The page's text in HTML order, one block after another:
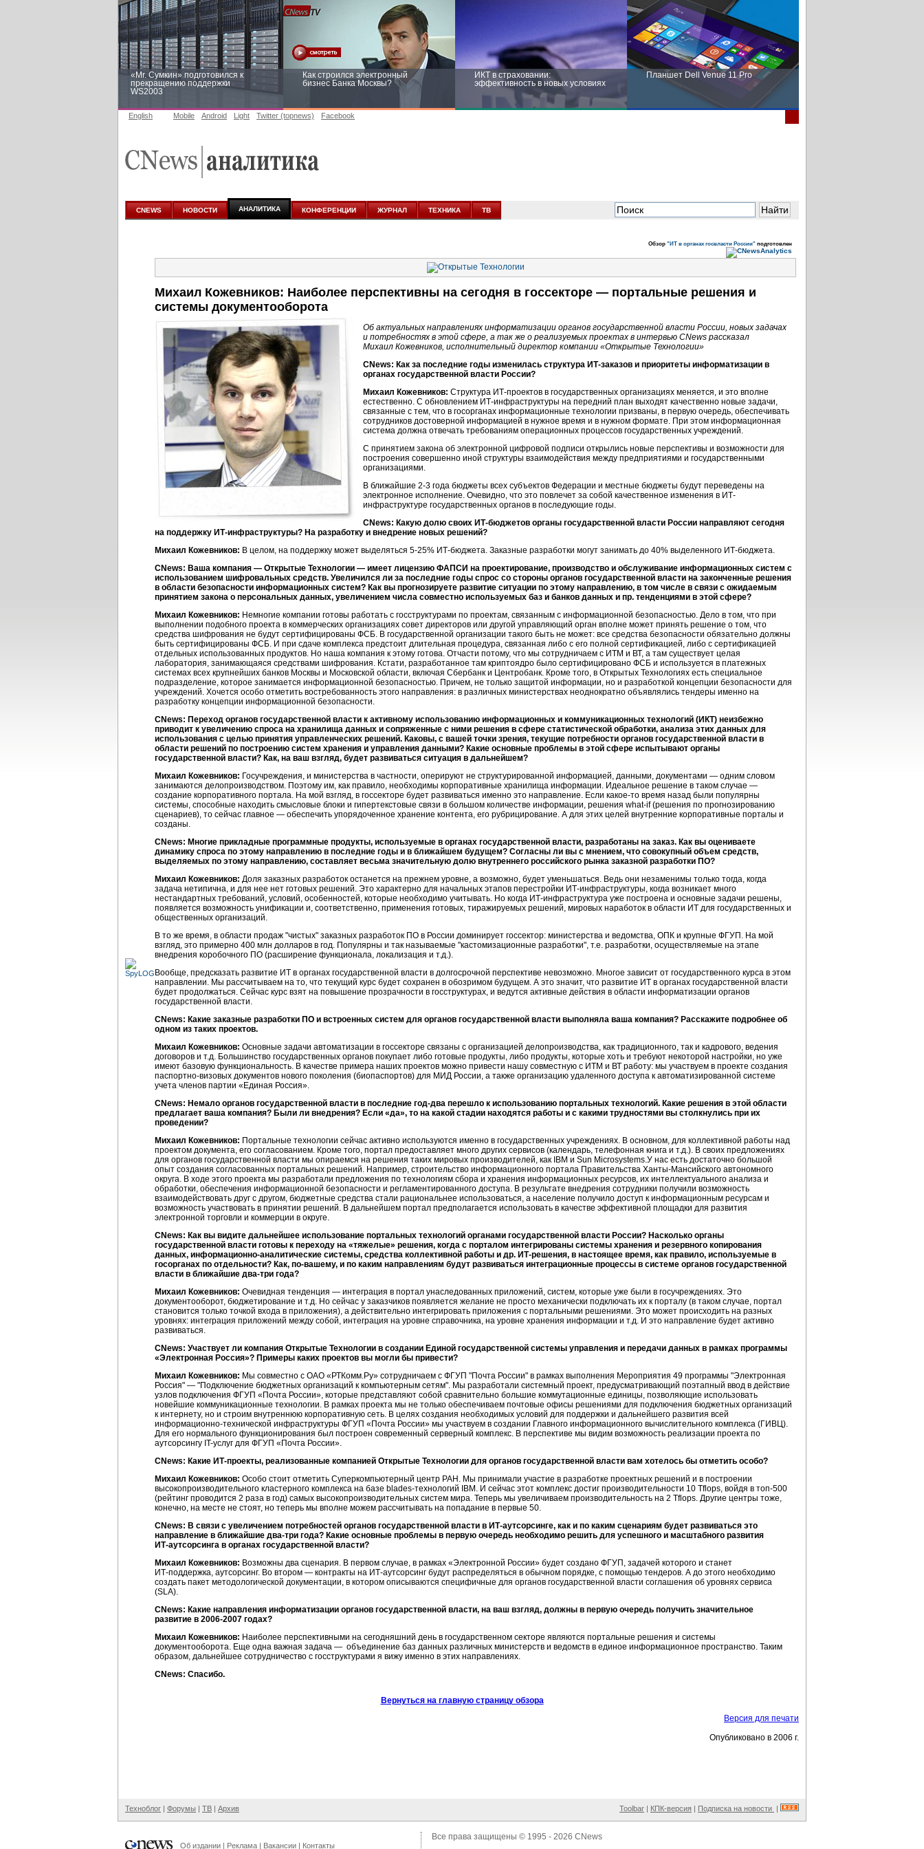
«Mr. Сумкин» подготовился к
прекращению поддержки
WS2003
Как строился электронный
бизнес Банка Москвы?
ИКТ в страховании:
эффективность в новых условиях
Планшет Dell Venue 11 Pro
аналитике
новых условиях
English Mobile Android Light Twitter (topnews) Facebook
CNEWS НОВОСТИ АНАЛИТИКА КОНФЕРЕНЦИИ ЖУРНАЛ ТЕХНИКА ТВ
Обзор "ИТ в органах госвласти России" подготовлен
Михаил Кожевников: Наиболее перспективны на сегодня в госсекторе — портальные решения и
системы документооборота
Об актуальных направлениях информатизации органов государственной власти России, новых задачах
и потребностях в этой сфере, а так же о реализуемых проектах в интервью CNews рассказал
Михаил Кожевников, исполнительный директор компании «Открытые Технологии»
CNews: Как за последние годы изменилась структура ИТ-заказов и приоритеты информатизации в
органах государственной власти России?
Михаил Кожевников: Структура ИТ-проектов в государственных организациях меняется, и это вполне
естественно. С обновлением ИТ-инфраструктуры на передний план выходят качественно новые задачи,
связанные с тем, что в госорганах информационные технологии призваны, в первую очередь, обеспечивать
сотрудников достоверной информацией в нужное время и в нужном формате. При этом информационная
система должна отвечать требованиям операционных процессов государственных учреждений.
С принятием закона об электронной цифровой подписи открылись новые перспективы и возможности для
построения совершенно иной структуры взаимодействия между предприятиями и государственными
организациями.
В ближайшие 2-3 года бюджеты всех субъектов Федерации и местные бюджеты будут переведены на
электронное исполнение. Очевидно, что это повлечет за собой качественное изменения в ИТ-
инфраструктуре государственных органов в последующие годы.
CNews: Какую долю своих ИТ-бюджетов органы государственной власти России направляют сегодня
на поддержку ИТ-инфраструктуры? На разработку и внедрение новых решений?
Михаил Кожевников: В целом, на поддержку может выделяться 5-25% ИТ-бюджета. Заказные разработки могут занимать до 40% выделенного ИТ-бюджета.
CNews: Ваша компания — Открытые Технологии — имеет лицензию ФАПСИ на проектирование, производство и обслуживание информационных систем с
использованием шифровальных средств. Увеличился ли за последние годы спрос со стороны органов государственной власти на законченные решения
в области безопасности информационных систем? Как вы прогнозируете развитие ситуации по этому направлению, в том числе в связи с ожидаемым
принятием закона о персональных данных, увеличением числа совместно используемых баз и банков данных и пр. тенденциями в этой сфере?
Михаил Кожевников: Немногие компании готовы работать с госструктурами по проектам, связанным с информационной безопасностью. Дело в том, что при
выполнении подобного проекта в коммерческих организациях совет директоров или другой управляющий орган вполне может принять решение о том, что
средства шифрования не будут сертифицированы ФСБ. В государственной организации такого быть не может: все средства безопасности обязательно должны
быть сертифицированы ФСБ. И при сдаче комплекса предстоит длительная процедура, связанная либо с его полной сертификацией, либо с сертификацией
отдельных использованных продуктов. Но наша компания к этому готова. Отчасти потому, что мы сотрудничаем с ИТМ и ВТ, а там существует целая
лаборатория, занимающаяся средствами шифрования. Кстати, разработанное там криптоядро было сертифицировано ФСБ и используется в платежных
системах всех крупнейших банков Москвы и Московской области, включая Сбербанк и Центробанк. Кроме того, в Открытых Технологиях есть специальное
подразделение, которое занимается информационной безопасностью. Причем, не только защитой информации, но и разработкой концепции безопасности для
учреждений. Хочется особо отметить востребованность этого направления: в различных министерствах неоднократно объявлялись тендеры именно на
разработку концепции информационной безопасности.
CNews: Переход органов государственной власти к активному использованию информационных и коммуникационных технологий (ИКТ) неизбежно
приводит к увеличению спроса на хранилища данных и сопряженные с ними решения в сфере статистической обработки, анализа этих данных для
использования с целью принятия управленческих решений. Каковы, с вашей точки зрения, текущие потребности органов государственной власти в
области решений по построению систем хранения и управления данными? Какие основные проблемы в этой сфере испытывают органы
государственной власти? Как, на ваш взгляд, будет развиваться ситуация в дальнейшем?
Михаил Кожевников: Госучреждения, и министерства в частности, оперируют не структурированной информацией, данными, документами — одним словом
занимаются делопроизводством. Поэтому им, как правило, необходимы корпоративные хранилища информации. Идеальное решение в таком случае —
создание корпоративного портала. На мой взгляд, в госсекторе будет развиваться именно это направление. Если какое-то время назад были популярны
системы, способные находить смысловые блоки и гипертекстовые связи в большом количестве информации, решения what-if(решения по прогнозированию
сценариев), то сейчас главное — обеспечить упорядоченное хранение контента, его рубрицирование. А для этих целей внутренние корпоративные порталы и
созданы.
CNews: Многие прикладные программные продукты, используемые в органах государственной власти, разработаны на заказ. Как вы оцениваете
динамику спроса по этому направлению в последние годы и в ближайшем будущем? Согласны ли вы с мнением, что совокупный объем средств,
выделяемых по этому направлению, составляет весьма значительную долю внутреннего российского рынка заказной разработки ПО?
Михаил Кожевников: Доля заказных разработок останется на прежнем уровне, а возможно, будет уменьшаться. Ведь они незаменимы только тогда, когда
задача нетипична, и для нее нет готовых решений. Это характерно для начальных этапов перестройки ИТ-инфраструктуры, когда возникает много
нестандартных требований, условий, особенностей, которые необходимо учитывать. Но когда ИТ-инфраструктура уже построена и основные задачи решены,
появляется возможность унификации и, соответственно, применения готовых, тиражируемых решений, мировых наработок в области ИТ для государственных и
общественных организаций.
В то же время, в области продаж "чистых" заказных разработок ПО в России доминирует госсектор: министерства и ведомства, ОПК и крупные ФГУП. На мой
взгляд, это примерно 400 млн долларов в год. Популярны и так называемые "кастомизационные разработки", т.е. разработки, осуществляемые на этапе
внедрения коробочного ПО (расширение функционала, локализация и т.д.).
Вообще, предсказать развитие ИТ в органах государственной власти в долгосрочной перспективе невозможно. Многое зависит от государственного курса в этом
направлении. Мы рассчитываем на то, что текущий курс будет сохранен в обозримом будущем. А это значит, что развитие ИТ в органах государственной власти
будет продолжаться. Сейчас курс взят на повышение прозрачности в госструктурах, и ведутся активные действия в области информатизации органов
государственной власти.
CNews: Какие заказные разработки ПО и встроенных систем для органов государственной власти выполняла ваша компания? Расскажите подробнее об
одном из таких проектов.
Михаил Кожевников: Основные задачи автоматизации в госсекторе связаны с организацией делопроизводства, как традиционного, так и кадрового, ведения
договоров и т.д. Большинство государственных органов покупает либо готовые продукты, либо продукты, которые хоть и требуют некоторой настройки, но уже
имеют базовую функциональность. В качестве примера наших проектов можно привести нашу совместную с ИТМ и ВТ работу: мы участвуем в проекте создания
паспортно-визовых документов нового поколения (биопаспортов) для МИД России, а также организацию удаленного доступа к автоматизированной системе
учета членов партии «Единая Россия».
CNews: Немало органов государственной власти в последние год-два перешло к использованию портальных технологий. Какие решения в этой области
предлагает ваша компания? Были ли внедрения? Если «да», то на какой стадии находятся работы и с какими трудностями вы столкнулись при их
проведении?
Михаил Кожевников: Портальные технологии сейчас активно используются именно в государственных учреждениях. В основном, для коллективной работы над
проектом документа, его согласованием. Кроме того, портал предоставляет много других сервисов (календарь, телефонная книга и т.д.). В своих предложениях
для органов государственной власти мы опираемся на решения таких мировых производителей, как IBM и Sun Microsystems.У нас есть достаточно большой
опыт создания согласованных портальных решений. Например, строительство информационного портала Правительства Ханты-Мансийского автономного
округа. В ходе этого проекта мы разработали предложения по технологиям сбора и хранения информационных ресурсов, их интеллектуального анализа и
обработки, обеспечения информационной безопасности и регламентированного доступа. В результате внедрения сотрудники получили возможность
взаимодействовать друг с другом, бюджетные средства стали рациональнее использоваться, а население получило доступ к информационным ресурсам и
возможность участвовать в принятии решений. В дальнейшем портал предполагается использовать в качестве эффективной площадки для развития
электронной торговли и коммерции в округе.
CNews: Как вы видите дальнейшее использование портальных технологий органами государственной власти России? Насколько органы
государственной власти готовы к переходу на «тяжелые» решения, когда с порталом интегрированы системы хранения и резервного копирования
данных, информационно-аналитические системы, средства коллективной работы и др. ИТ-решения, в настоящее время, как правило, используемые в
госорганах по отдельности? Как, по-вашему, и по каким направлениям будут развиваться интеграционные процессы в системе органов государственной
власти в ближайшие два-три года?
Михаил Кожевников: Очевидная тенденция — интеграция в портал унаследованных приложений, систем, которые уже были в госучреждениях. Это
документооборот, бюджетирование и т.д. Но сейчас у заказчиков появляется желание не просто механически подключать их к порталу (в таком случае, портал
становится только точкой входа в приложения), а действительно интегрировать приложения с портальными решениями. Это может происходить на разных
уровнях: интеграция приложений между собой, интеграция на уровне справочника, на уровне хранения информации и т.д. И это направление будет активно
развиваться.
CNews: Участвует ли компания Открытые Технологии в создании Единой государственной системы управления и передачи данных в рамках программы
«Электронная Россия»? Примеры каких проектов вы могли бы привести?
Михаил Кожевников: Мы совместно с ОАО «РТКомм.Ру» сотрудничаем с ФГУП "Почта России" в рамках выполнения Мероприятия 49 программы "Электронная
Россия" — "Подключение бюджетных организаций к компьютерным сетям". Мы разработали системный проект, предусматривающий поэтапный ввод в действие
узлов подключения ФГУП «Почта России», которые представляют собой сравнительно большие коммутационные единицы, позволяющие использовать
новейшие коммуникационные технологии. В рамках проекта мы не только обеспечиваем почтовые офисы решениями для подключения бюджетных организаций
к интернету, но и строим внутреннюю корпоративную сеть. В целях создания необходимых условий для поддержки и дальнейшего развития всей
информационно-технической инфраструктуры ФГУП «Почта России» мы участвуем в создании Главного информационного вычислительного комплекса (ГИВЦ).
Для его нормального функционирования был построен современный серверный комплекс. В перспективе мы видим возможность реализации проекта по
аутсорсингу IT-услуг для ФГУП «Почта России».
CNews: Какие ИТ-проекты, реализованные компанией Открытые Технологии для органов государственной власти вам хотелось бы отметить особо?
Михаил Кожевников: Особо стоит отметить Суперкомпьютерный центр РАН. Мы принимали участие в разработке проектных решений и в построении
высокопроизводительного кластерного комплекса на базе blades-технологий IBM. И сейчас этот комплекс достиг производительности 10 Tflops, войдя в топ-500
(рейтинг проводится 2 раза в год) самых высокопроизводительных систем мира. Теперь мы увеличиваем производительность на 2 Tflops. Другие центры тоже,
конечно, на месте не стоят, но теперь мы вполне можем рассчитывать на попадание в первые 50.
CNews: В связи с увеличением потребностей органов государственной власти в ИТ-аутсорсинге, как и по каким сценариям будет развиваться это
направление в ближайшие два-три года? Какие основные проблемы в первую очередь необходимо решить для успешного и масштабного развития
ИТ-аутсорсинга в органах государственной власти?
Михаил Кожевников: Возможны два сценария. В первом случае, в рамках «Электронной России» будет создано ФГУП, задачей которого и станет
ИТ-поддержка, аутсорсинг. Во втором — контракты на ИТ-аутсорсинг будут распределяться в обычном порядке, с помощью тендеров. А до этого необходимо
создать пакет методологической документации, в котором описываются специфичные для органов государственной власти соглашения об уровнях сервиса
(SLA).
CNews: Какие направления информатизации органов государственной власти, на ваш взгляд, должны в первую очередь получить значительное
развитие в 2006-2007 годах?
Михаил Кожевников: Наиболее перспективными на сегодняшний день в государственном секторе являются портальные решения и системы
документооборота. Еще одна важная задача — объединение баз данных различных министерств и ведомств в единое информационное пространство. Таким
образом, дальнейшее сотрудничество с госструктурами я вижу именно в этих направлениях.
CNews: Спасибо.
Вернуться на главную страницу обзора
Версия для печати
Опубликовано в 2006 г.
Техноблог | Форумы | ТВ | Архив Toolbar | КПК-версия | Подписка на новости |
Об издании | Реклама | Вакансии | Контакты
Все права защищены © 1995 - 2026 CNews